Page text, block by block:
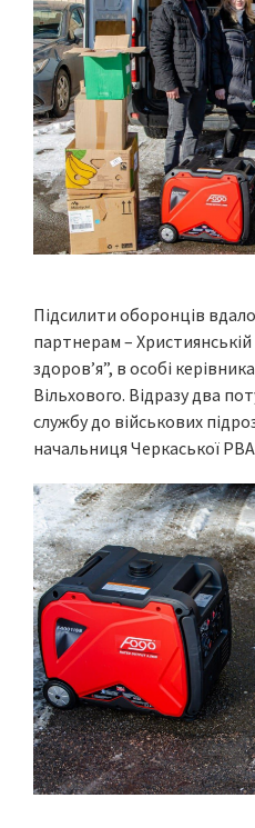
Підсилити оборонців
партнерам – Християнській
здоров’я”, в особі
Вільхового. Відразу два
службу до військових
начальниця Черкаської